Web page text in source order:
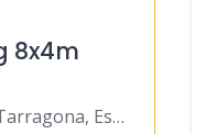
8x4m
Cambrils, provincia de Tarragona, España